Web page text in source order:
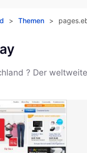
> Themen >
? Der